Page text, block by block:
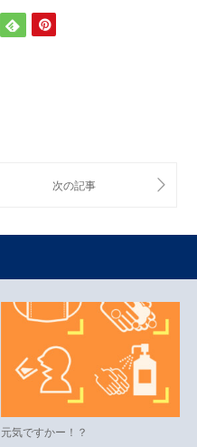
元気ですかー！？